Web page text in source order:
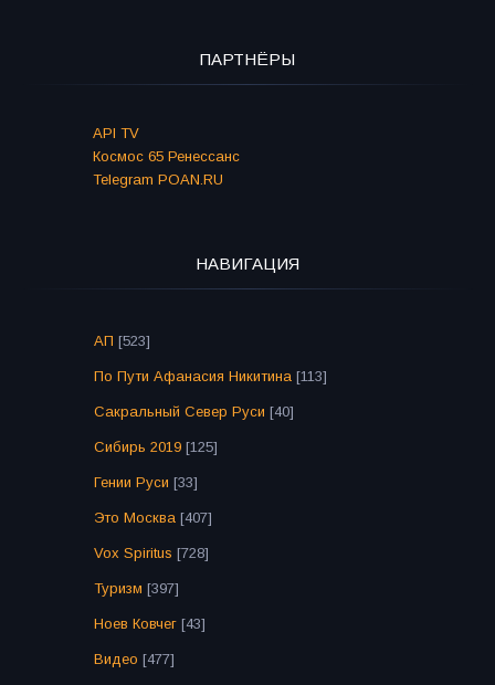
ПАРТНЁРЫ
API TV
Космос 65 Ренессанс
Telegram POAN.RU
НАВИГАЦИЯ
АП [523]
По Пути Афанасия Никитина [113]
Сакральный Север Руси [40]
Сибирь 2019 [125]
Гении Руси [33]
Это Москва [407]
Vox Spiritus [728]
Туризм [397]
Ноев Ковчег [43]
Видео [477]